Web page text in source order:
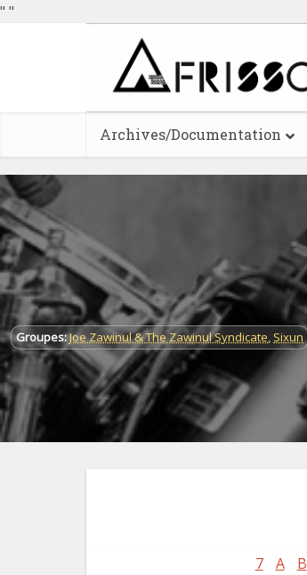
" "
Archives/Documentation
Groupes:Joe Zawinul & The Zawinul Syndicate, Sixun
7 A B